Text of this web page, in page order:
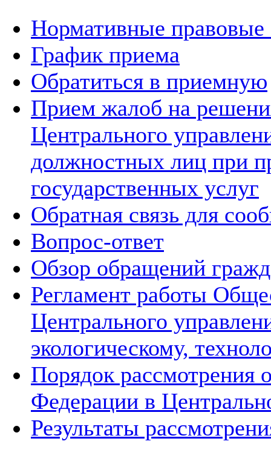
Нормативные правовые
График приема
Обратиться в приемную
Прием жалоб на
Центрального
должностных лиц при
государственных услуг
Обратная связь для
Вопрос-ответ
Обзор обращений
Регламент работы
Центрального
экологическому,
Порядок рассмотрения
Федерации в
Результаты